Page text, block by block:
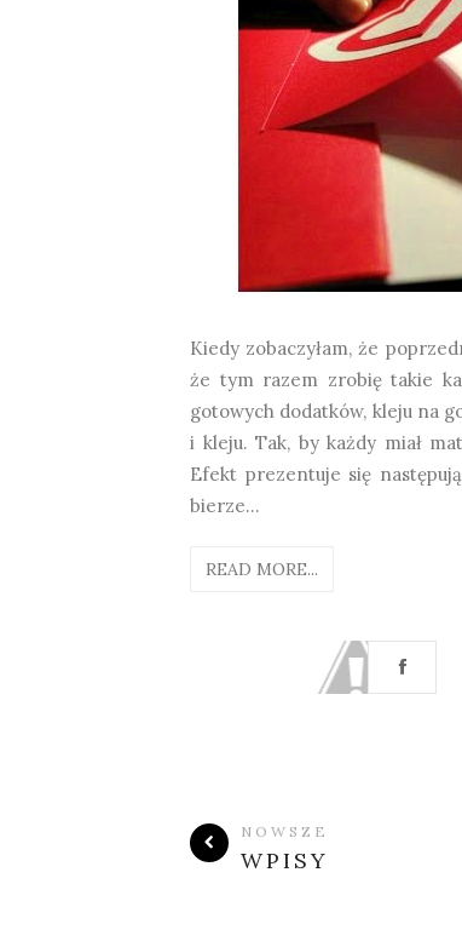
Kiedy zobaczyłam, że
że tym razem zrobię takie
gotowych dodatków, kleju na
i kleju. Tak, by każdy miał
Efekt prezentuje się
bierze...
READ MORE...
NOWSZE
WPISY